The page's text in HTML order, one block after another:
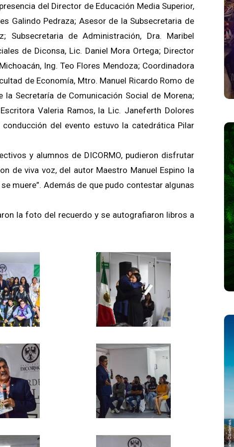
del Director de Educación Media Superior,
Galindo Pedraza; Asesor de la Subsecretaria de
Subsecretaria de Administración, Dra. Maribel
de Diconsa, Lic. Daniel Mora Ortega; Director
Ing. Teo Flores Mendoza; Coordinadora
de Economía, Mtro. Manuel Ricardo Romo de
Secretaría de Comunicación Social de Morena;
Valeria Ramos, la Lic. Janeferth Dolores
del evento estuvo la catedrática Pilar
y alumnos de DICORMO, pudieron disfrutar
de viva voz, del autor Maestro Manuel Espino la
muere”. Además de que pudo contestar algunas
la foto del recuerdo y se autografiaron libros a